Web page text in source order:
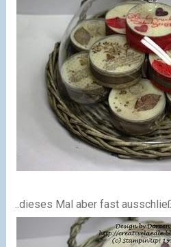
..dieses Mal aber fast